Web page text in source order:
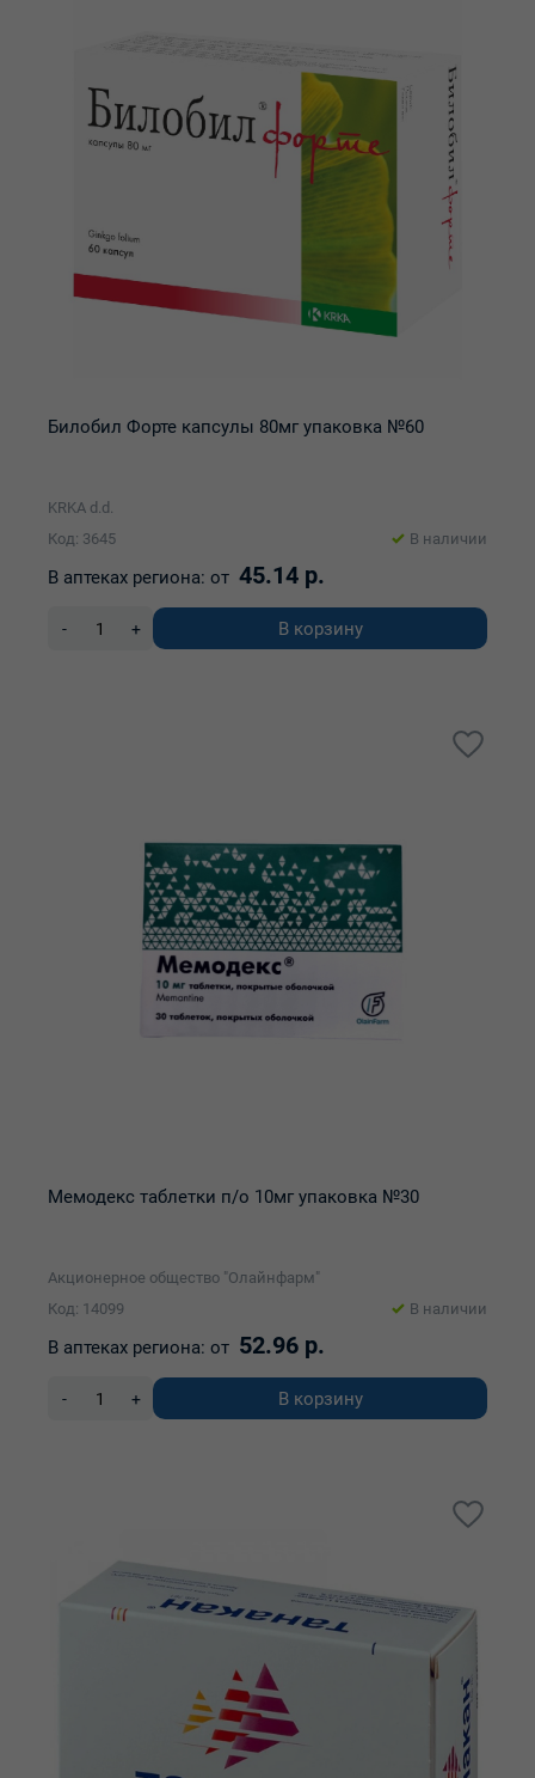
Билобил Форте капсулы 80мг упаковка №60
KRKA d.d.
Код: 3645
В наличии
В аптеках региона: от 45.14 р.
- + В корзину
Мемодекс таблетки п/о 10мг упаковка №30
Акционерное общество "Олайнфарм"
Код: 14099
В наличии
В аптеках региона: от 52.96 р.
- + В корзину